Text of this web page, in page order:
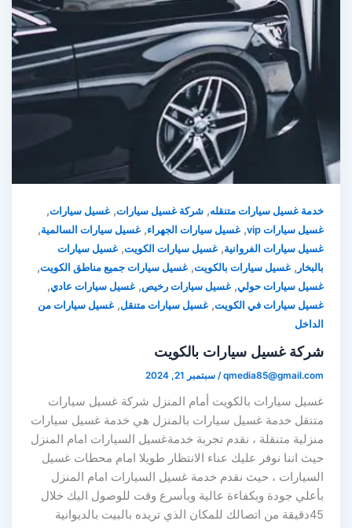
خدمة غسيل سيارات متنقله,شركة غسيل سيارات,غسيل سيارات,
غسيل سيارات vip ,غسيل سيارات الجهراء,غسيل سيارات السالمية,
غسيل سيارات الفروانية,غسيل سيارات الكويت,غسيل سيارات
بالبخار ,غسيل سيارات بالكويت,غسيل سيارات جميع مناطق الكويت,
غسيل سيارات حولي,غسيل سيارات رخيص,غسيل سيارات عادي,
غسيل سيارات في الكويت,غسيل سيارات متنقل,غسيل سيارات من
الداخل
شركة غسيل سيارات بالكويت
qmedia85@gmail.com
/سبتمبر 21, 2024
غسيل سيارات بالكويت أمام المنزل شركة غسيل سيارات
متنقل خدمة غسيل سيارات بالمنزل هي خدمة غسيل سيارات
منزلية متنقلة ، نقدم تجربة خدمةغسيل السيارات امام المنزل
حيث اننا نوفر عليك عناء الانتظار طويلا امام محطات غسيل
السيارات ، حيث نقدم خدمة غسيل السيارات امام المنزل
بأعلي جودة وبكفاءة عالية وبأسرع وقت للوصول اليك خلال
45دقيقة من اتصالك للمكان الذي تريده بالبيت بالديوانية